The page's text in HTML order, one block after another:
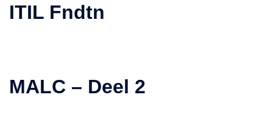
ITIL Fndtn
MALC – Deel 2